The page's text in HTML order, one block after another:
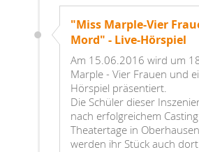
"Miss Marple-Vier
Mord" - Live-Hörspiel
Am 15.06.2016 wird um
Marple - Vier Frauen und
Hörspiel präsentiert.
Die Schüler dieser
nach erfolgreichem
Theatertage in
werden ihr Stück auch